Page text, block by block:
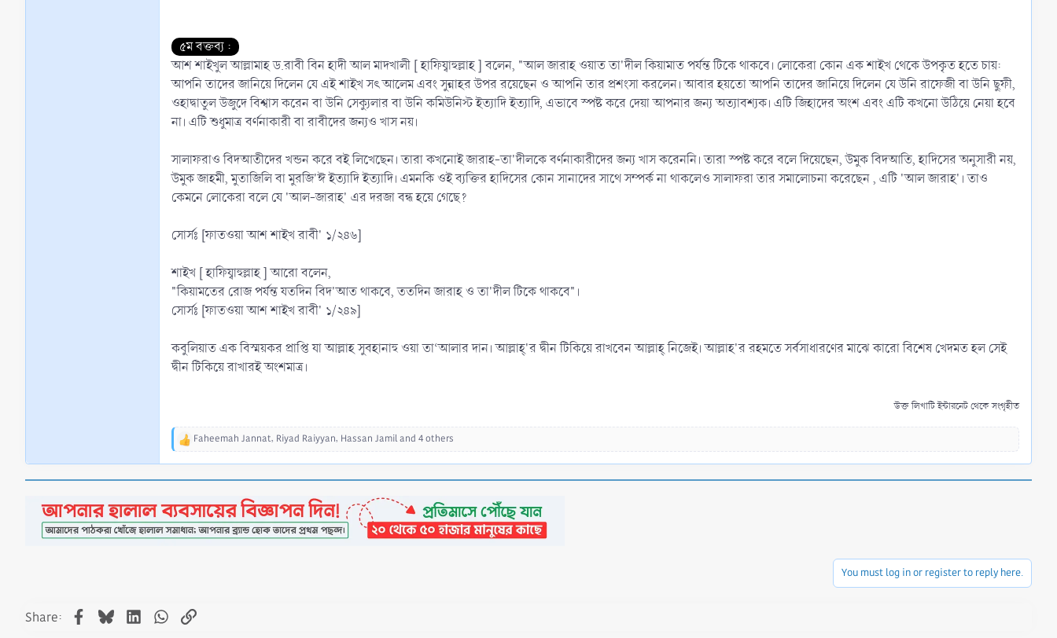
৫ম বক্তব্য :
আশ শাইখুল আল্লামাহ ড.রাবী বিন হাদী আল মাদখালী [ হাফিয্বাহুল্লাহ ] বলেন, "আল জারাহ ওয়াত তা'দীল কিয়ামাত পর্যন্ত টিকে থাকবে। লোকেরা কোন এক শাইখ থেকে উপকৃত হতে চায়:
আপনি তাদের জানিয়ে দিলেন যে এই শাইখ সৎ আলেম এবং সুন্নাহর উপর রয়েছেন ও আপনি তার প্রশংসা করলেন। আবার হয়তো আপনি তাদের জানিয়ে দিলেন যে উনি রাফেজী বা উনি ছুফী,
ওহাদ্বাতুল উজুদে বিশ্বাস করেন বা উনি সেক্যুলার বা উনি কমিউনিস্ট ইত্যাদি ইত্যাদি, এভাবে স্পষ্ট করে দেয়া আপনার জন্য অত্যাবশ্যক। এটি জিহাদের অংশ এবং এটি কখনো উঠিয়ে নেয়া হবে
না। এটি শুধুমাত্র বর্ণনাকারী বা রাবীদের জন্যও খাস নয়।
সালাফরাও বিদআতীদের খন্ডন করে বই লিখেছেন। তারা কখনোই জারাহ-তা'দীলকে বর্ণনাকারীদের জন্য খাস করেননি। তারা স্পষ্ট করে বলে দিয়েছেন, উমুক বিদআতি, হাদিসের অনুসারী নয়,
উমুক জাহমী, মুতাজিলি বা মুরজি'ঈ ইত্যাদি ইত্যাদি। এমনকি ওই ব্যক্তির হাদিসের কোন সানাদের সাথে সম্পর্ক না থাকলেও সালাফরা তার সমালোচনা করেছেন , এটি 'আল জারাহ'। তাও
কেমনে লোকেরা বলে যে 'আল-জারাহ' এর দরজা বন্ধ হয়ে গেছে?
সোর্সঃ [ফাতওয়া আশ শাইখ রাবী' ১/২৪৬]
শাইখ [ হাফিয্বাহুল্লাহ ] আরো বলেন,
"কিয়ামতের রোজ পর্যন্ত যতদিন বিদ'আত থাকবে, ততদিন জারাহ ও তা'দীল টিকে থাকবে"।
সোর্সঃ [ফাতওয়া আশ শাইখ রাবী' ১/২৪৯]
কবুলিয়াত এক বিস্ময়কর প্রাপ্তি যা আল্লাহ সুবহানাহু ওয়া তা‘আলার দান। আল্লাহ্‌'র দ্বীন টিকিয়ে রাখবেন আল্লাহ্ নিজেই। আল্লাহ'র রহমতে সর্বসাধারণের মাঝে কারো বিশেষ খেদমত হল সেই
দ্বীন টিকিয়ে রাখারই অংশমাত্র।
উক্ত লিখাটি ইন্টারনেট থেকে সংগৃহীত
R
i
o
n
Faheemah Jannat, Riyad Raiyyan, Hassan Jamiland 4 others
You must log in or register to reply here.
Share: Facebook
BlueskyLinkedInWhatsApp
Link